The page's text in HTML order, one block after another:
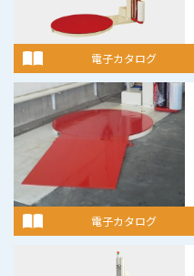
電子カタログ
電子カタログ